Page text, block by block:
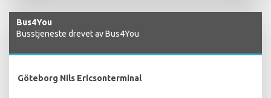
Bus4You
Busstjeneste drevet av Bus4You
Göteborg Nils Ericsonterminal